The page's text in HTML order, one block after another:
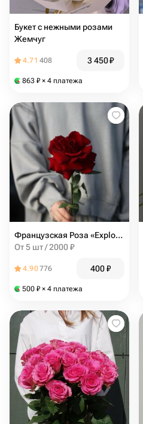
Букет с нежными розами
Жемчуг
4.71 408 3 450₽
863 ₽ × 4 платежа
Французская Роза «Explorer»
От 5 шт / 2000 ₽
4.90776 400₽
500 ₽ × 4 платежа